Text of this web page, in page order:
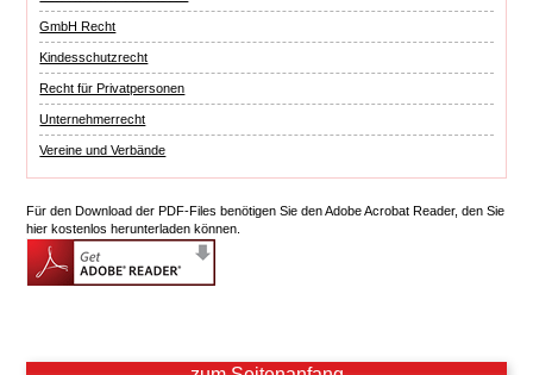
GmbH Recht
Kindesschutzrecht
Recht für Privatpersonen
Unternehmerrecht
Vereine und Verbände
Für den Download der PDF-Files benötigen Sie den Adobe Acrobat Reader, den Sie
hier kostenlos herunterladen können.